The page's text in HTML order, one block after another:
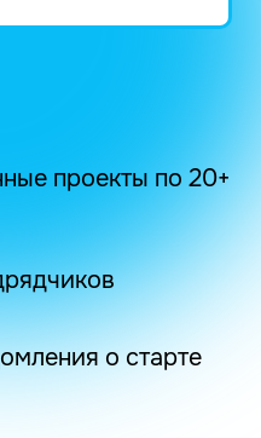
проекты по 20+
о старте